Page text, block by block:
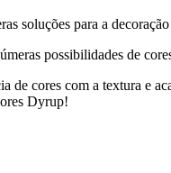
soluções para a
possibilidades de
de cores com a textura e
Dyrup!